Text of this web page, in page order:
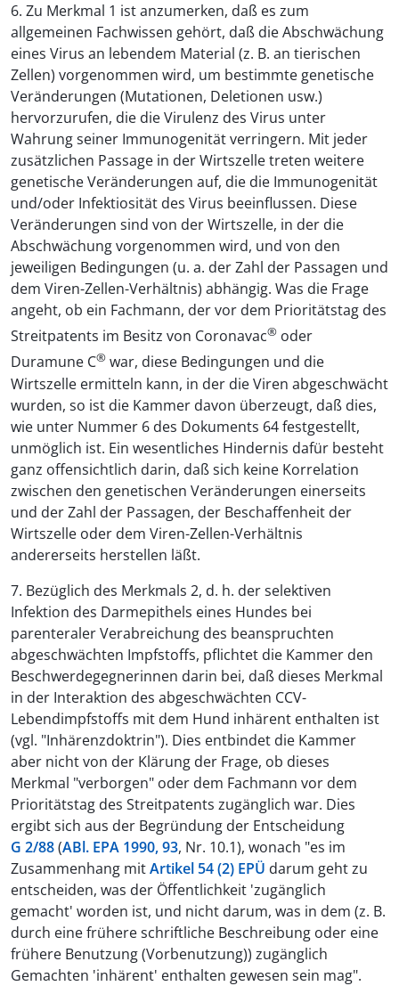
6. Zu Merkmal 1 ist anzumerken, daß es zum
allgemeinen Fachwissen gehört, daß die Abschwächung
eines Virus an lebendem Material (z. B. an tierischen
Zellen) vorgenommen wird, um bestimmte genetische
Veränderungen (Mutationen, Deletionen usw.)
hervorzurufen, die die Virulenz des Virus unter
Wahrung seiner Immunogenität verringern. Mit jeder
zusätzlichen Passage in der Wirtszelle treten weitere
genetische Veränderungen auf, die die Immunogenität
und/oder Infektiosität des Virus beeinflussen. Diese
Veränderungen sind von der Wirtszelle, in der die
Abschwächung vorgenommen wird, und von den
jeweiligen Bedingungen (u. a. der Zahl der Passagen und
dem Viren-Zellen-Verhältnis) abhängig. Was die Frage
angeht, ob ein Fachmann, der vor dem Prioritätstag des
Streitpatents im Besitz von Coronavac® oder
Duramune C® war, diese Bedingungen und die
Wirtszelle ermitteln kann, in der die Viren abgeschwächt
wurden, so ist die Kammer davon überzeugt, daß dies,
wie unter Nummer 6 des Dokuments 64 festgestellt,
unmöglich ist. Ein wesentliches Hindernis dafür besteht
ganz offensichtlich darin, daß sich keine Korrelation
zwischen den genetischen Veränderungen einerseits
und der Zahl der Passagen, der Beschaffenheit der
Wirtszelle oder dem Viren-Zellen-Verhältnis
andererseits herstellen läßt.
7. Bezüglich des Merkmals 2, d. h. der selektiven
Infektion des Darmepithels eines Hundes bei
parenteraler Verabreichung des beanspruchten
abgeschwächten Impfstoffs, pflichtet die Kammer den
Beschwerdegegnerinnen darin bei, daß dieses Merkmal
in der Interaktion des abgeschwächten CCV-
Lebendimpfstoffs mit dem Hund inhärent enthalten ist
(vgl. "Inhärenzdoktrin"). Dies entbindet die Kammer
aber nicht von der Klärung der Frage, ob dieses
Merkmal "verborgen" oder dem Fachmann vor dem
Prioritätstag des Streitpatents zugänglich war. Dies
ergibt sich aus der Begründung der Entscheidung
G 2/88(ABl. EPA 1990, 93, Nr. 10.1), wonach "es im
Zusammenhang mitArtikel 54 (2) EPÜ darum geht zu
entscheiden, was der Öffentlichkeit 'zugänglich
gemacht' worden ist, und nicht darum, was in dem (z. B.
durch eine frühere schriftliche Beschreibung oder eine
frühere Benutzung (Vorbenutzung)) zugänglich
Gemachten 'inhärent' enthalten gewesen sein mag".